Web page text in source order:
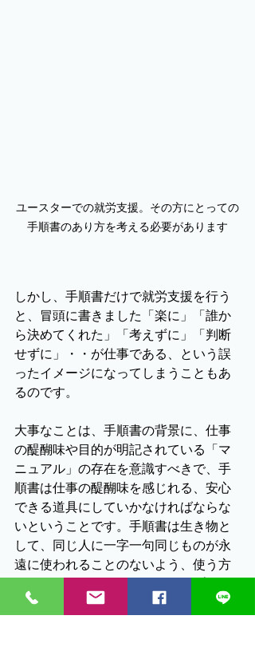
ユースターでの就労支援。その方にとっての
手順書のあり方を考える必要があります
しかし、手順書だけで就労支援を行う
と、冒頭に書きました「楽に」「誰か
ら決めてくれた」「考えずに」「判断
せずに」・・が仕事である、という誤
ったイメージになってしまうこともあ
るのです。
大事なことは、手順書の背景に、仕事
の醍醐味や目的が明記されている「マ
ニュアル」の存在を意識すべきで、手
順書は仕事の醍醐味を感じれる、安心
できる道具にしていかなければならな
いということです。手順書は生き物と
して、同じ人に一字一句同じものが永
遠に使われることのないよう、使う方
のチャレンジを入れて「次の」手順書